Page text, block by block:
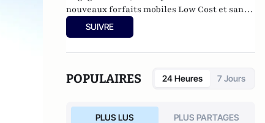
nouveaux forfaits mobiles Low Cost et sans
aucun engagement.
travaillé chez Time Warner et Publicis.
SUIVRE
POPULAIRES 24 Heures 7 Jours
PLUS LUS PLUS PARTAGES